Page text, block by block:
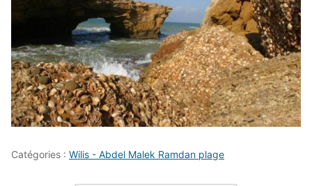
Catégories : Wilis - Abdel Malek Ramdan plage